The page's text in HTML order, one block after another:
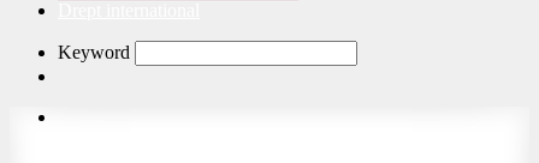
Keyword